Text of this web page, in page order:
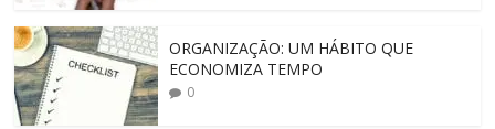
ORGANIZAÇÃO: UM HÁBITO QUE
ECONOMIZA TEMPO
0